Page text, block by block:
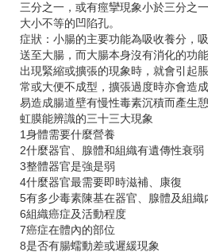
三分之一，或有痙攣現象小於三分之
大小不等的凹陷孔。
症狀：小腸的主要功能為吸收養分，
送至大腸，而大腸本身沒有消化的功
出現緊縮或擴張的現象時，就會引起
常或大便不成型，擴張過度時亦會造
易造成腸道壁有慢性毒素沉積而產生
虹膜能辨識的三十三大現象
1身體需要什麼營養
2什麼器官、腺體和組織有遺傳性衰弱
3整體器官是強是弱
4什麼器官最需要即時滋補、康復
5有多少毒素陳基在器官、腺體及組織
6組織癌症及活動程度
7癌症在體內的部位
8是否有腸蠕動差或遲緩現象